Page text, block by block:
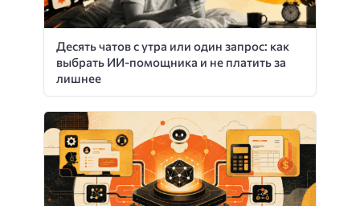
Десять чатов с утра или один запрос: как
выбрать ИИ-помощника и не платить за
лишнее